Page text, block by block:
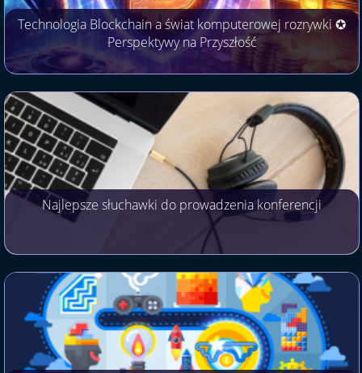
Technologia Blockchain a świat komputerowej rozrywki ✪
Perspektywy na Przyszłość
Najlepsze słuchawki do prowadzenia konferencji